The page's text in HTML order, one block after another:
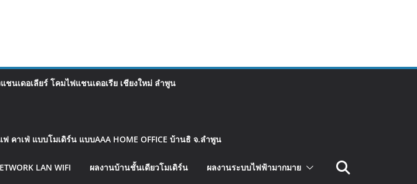
ชนเดอเลียร์ โคมไฟแชนเดอเรีย เชียงใหม่ ลำพูน
คาเฟ่ แบบโมเดิร์น แบบAAA HOME OFFICE บ้านธิ จ.ลำพูน
LAN WIFI ผลงานบ้านชั้นเดียวโมเดิร์น ผลงานระบบไฟฟ้ามากมาย